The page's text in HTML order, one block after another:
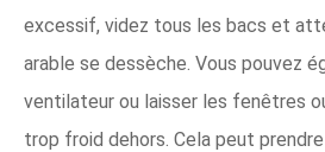
excessif, videz tous les bacs et
arable se dessèche. Vous pouvez
ventilateur ou laisser les fenêtres
trop froid dehors. Cela peut